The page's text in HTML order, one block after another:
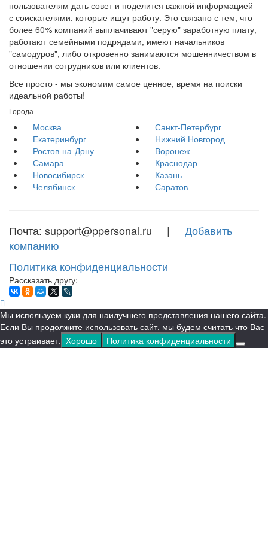
пользователям дать совет и поделится важной информацией
с соискателями, которые ищут работу. Это связано с тем, что
более 60% компаний выплачивают "серую" заработную плату,
работают семейными подрядами, имеют начальников
"самодуров", либо откровенно занимаются мошенничеством в
отношении сотрудников или клиентов.
Все просто - мы экономим самое ценное, время на поиски
идеальной работы!
Города
Москва
Санкт-Петербург
Екатеринбург
Нижний Новгород
Ростов-на-Дону
Воронеж
Самара
Краснодар
Новосибирск
Казань
Челябинск
Саратов
Почта: support@ppersonal.ru | Добавить
компанию
Политика конфиденциальности
Рассказать другу:
Мы используем куки для наилучшего представления нашего сайта.
Если Вы продолжите использовать сайт, мы будем считать что Вас
это устраивает. Хорошо Политика конфиденциальности